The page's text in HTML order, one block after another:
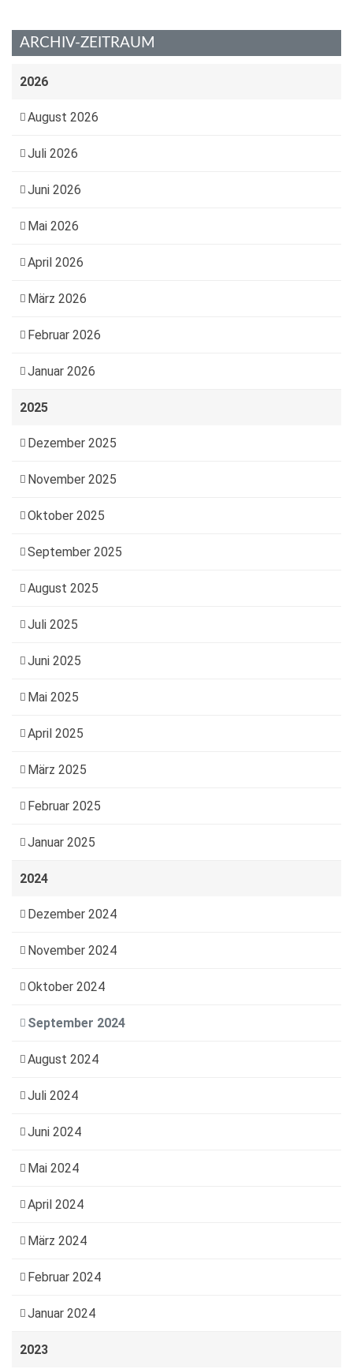
ARCHIV-ZEITRAUM
2026
August 2026
Juli 2026
Juni 2026
Mai 2026
April 2026
März 2026
Februar 2026
Januar 2026
2025
Dezember 2025
November 2025
Oktober 2025
September 2025
August 2025
Juli 2025
Juni 2025
Mai 2025
April 2025
März 2025
Februar 2025
Januar 2025
2024
Dezember 2024
November 2024
Oktober 2024
September 2024
August 2024
Juli 2024
Juni 2024
Mai 2024
April 2024
März 2024
Februar 2024
Januar 2024
2023